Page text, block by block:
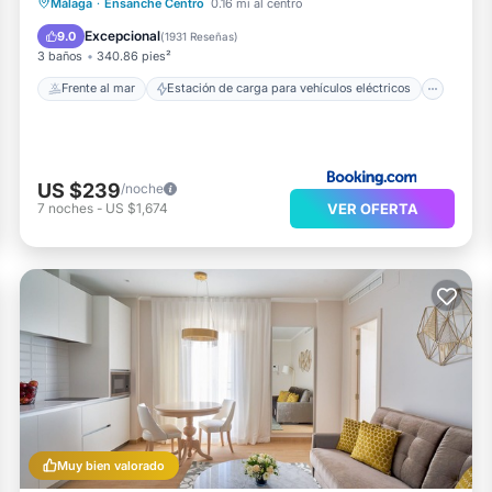
9.0 Excepcional(1931 Reseñas)
3 baños 340.86 pies²
Frente al mar Estación de carga para vehículos eléctricos
Aparcamiento
US $239/noche
7 noches - US $1,674 VER OFERTA
Muy bien valorado